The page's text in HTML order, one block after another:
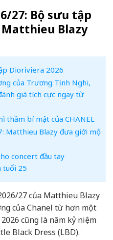
27: Bộ sưu tập
Blazy
Dioriviera 2026
của Trương Tịnh Nghi,
giá tích cực ngay từ
thầm bí mật của CHANEL
Matthieu Blazy đưa giới mộ
concert đầu tay
tuổi 25
27 của Matthieu Blazy
của Chanel từ hơn một
cũng là năm kỷ niệm
Black Dress (LBD).